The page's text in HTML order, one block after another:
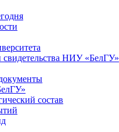
НИУ «БелГУ»
состав